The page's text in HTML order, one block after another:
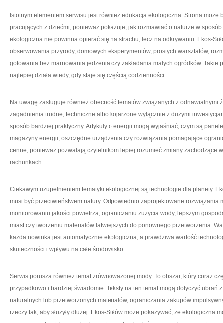
Istotnym elementem serwisu jest również edukacja ekologiczna. Strona
pracujących z dziećmi, ponieważ pokazuje, jak rozmawiać o naturze w
ekologiczna nie powinna opierać się na strachu, lecz na odkrywaniu. Ekos-
obserwowania przyrody, domowych eksperymentów, prostych warsztatów,
gotowania bez marnowania jedzenia czy zakładania małych ogródków.
najlepiej działa wtedy, gdy staje się częścią codzienności.
Na uwagę zasługuje również obecność tematów związanych z odnawialnymi
zagadnienia trudne, techniczne albo kojarzone wyłącznie z dużymi
sposób bardziej praktyczny. Artykuły o energii mogą wyjaśniać, czym są
magazyny energii, oszczędne urządzenia czy rozwiązania pomagające
cenne, ponieważ pozwalają czytelnikom lepiej rozumieć zmiany zachodzące
rachunkach.
Ciekawym uzupełnieniem tematyki ekologicznej są technologie dla planety.
musi być przeciwieństwem natury. Odpowiednio zaprojektowane rozwiązania
monitorowaniu jakości powietrza, ograniczaniu zużycia wody, lepszym
miast czy tworzeniu materiałów łatwiejszych do ponownego przetworzenia.
każda nowinka jest automatycznie ekologiczna, a prawdziwa wartość
skuteczności i wpływu na całe środowisko.
Serwis porusza również temat zrównoważonej mody. To obszar, który coraz
przypadkowo i bardziej świadomie. Teksty na ten temat mogą dotyczyć ubrań
naturalnych lub przetworzonych materiałów, ograniczania zakupów
rzeczy tak, aby służyły dłużej. Ekos-Sułów może pokazywać, że ekologiczna